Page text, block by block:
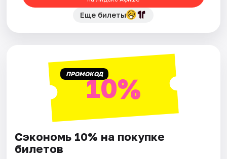
Еще билеты
ПРОМОКОД10%
Сэкономь 10% на покупке
билетов